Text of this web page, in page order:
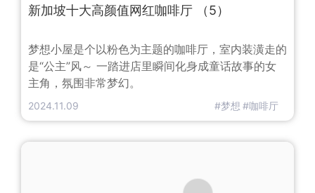
新加坡十大高颜值网红咖啡厅 （5）
梦想小屋是个以粉色为主题的咖啡厅，室内装潢走的
是“公主”风～ 一踏进店里瞬间化身成童话故事的女
主角，氛围非常梦幻。
2024.11.09 #梦想 #咖啡厅